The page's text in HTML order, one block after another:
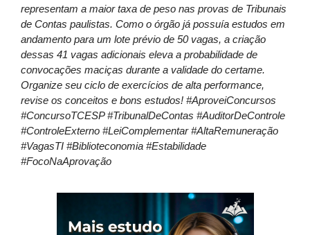
representam a maior taxa de peso nas provas de Tribunais
de Contas paulistas. Como o órgão já possuía estudos em
andamento para um lote prévio de 50 vagas, a criação
dessas 41 vagas adicionais eleva a probabilidade de
convocações maciças durante a validade do certame.
Organize seu ciclo de exercícios de alta performance,
revise os conceitos e bons estudos! #AproveiConcursos
#ConcursoTCESP #TribunalDeContas #AuditorDeControle
#ControleExterno #LeiComplementar #AltaRemuneração
#VagasTI #Biblioteconomia #Estabilidade
#FocoNaAprovação